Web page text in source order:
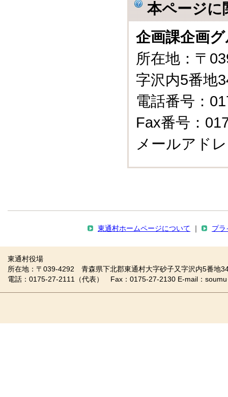
本ページに
企画課企画
所在地：〒
字沢内5番
電話番号：
Fax番号：
メールアド
東通村ホームページについて プラ
東通村役場
所在地：〒039-4292 青森県下北郡東通村大字砂子又字沢内5番地
電話：0175-27-2111（代表） Fax：0175-27-2130 E-mail：